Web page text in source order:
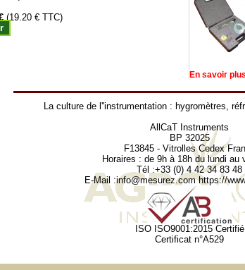
(19.20 € TTC)
En savoir
La culture de l''instrumentation : hygromètres,
AllCaT Instruments
BP 32025
F13845 - Vitrolles Cedex
Horaires : de 9h à 18h du lundi au
Tél :+33 (0) 4 42 34 83 48
E-Mail :info@mesurez.com https://
ISO ISO9001:2015 Certifié
Certificat n°A529